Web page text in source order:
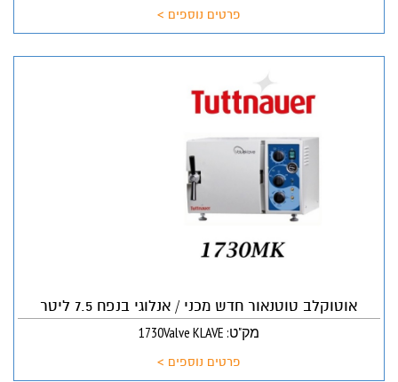
פרטים נוספים >
אוטוקלב טוטנאור חדש מכני / אנלוגי בנפח 7.5 ליטר
מק"ט: 1730Valve KLAVE
פרטים נוספים >